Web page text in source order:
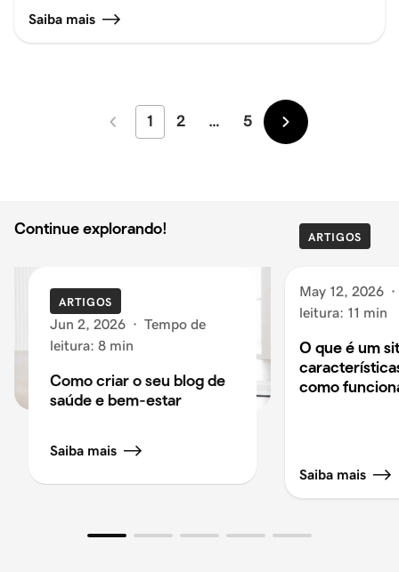
Saiba mais
Mais
1 2 … 5
Mais
Continue explorando!
ARTIGOS
Jun 2, 2026 · Tempo de
leitura: 8 min
Como criar o seu blog de
saúde e bem-estar
Saiba mais
ARTIGOS
May 12, 2026 ·
leitura: 11 min
O que é um
como
Saiba mais